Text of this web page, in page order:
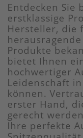
Entdecken Sie
erstklassige
Hersteller, die
Produkte
bietet Ihnen
hochwertiger
Leidenschaft
können.
erster Hand,
gerecht
Ihre perfekte